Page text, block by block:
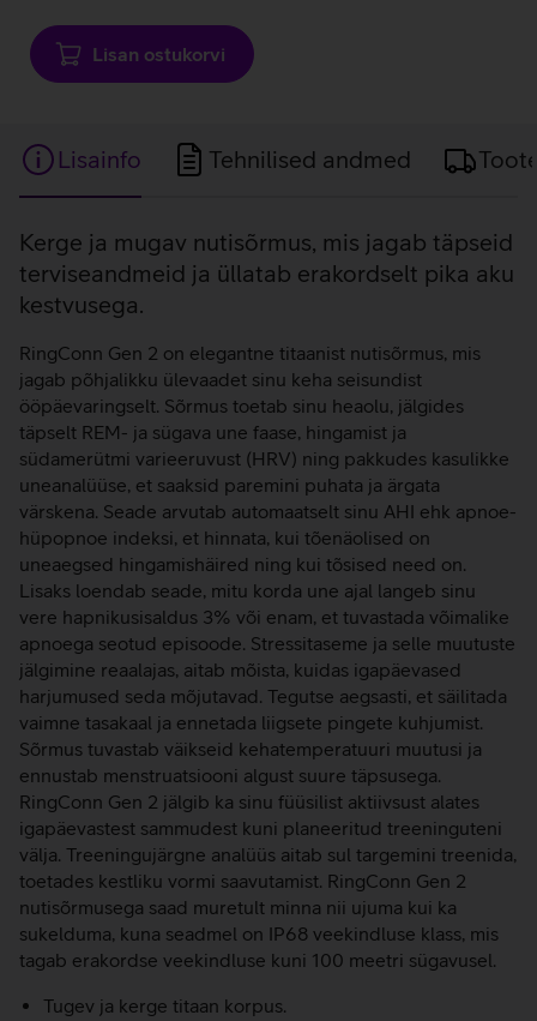
Lisan ostukorvi
Lisainfo Tehnilised andmed
Lisainfo
Kerge ja mugav nutisõrmus, mis jagab täpseid
terviseandmeid ja üllatab erakordselt pika aku
kestvusega.
RingConn Gen 2 on elegantne titaanist nutisõrmus, mis
jagab põhjalikku ülevaadet sinu keha seisundist
ööpäevaringselt. Sõrmus toetab sinu heaolu, jälgides
täpselt REM- ja sügava une faase, hingamist ja
südamerütmi varieeruvust (HRV) ning pakkudes kasulikke
uneanalüüse, et saaksid paremini puhata ja ärgata
värskena. Seade arvutab automaatselt sinu AHI ehk apnoe-
hüpopnoe indeksi, et hinnata, kui tõenäolised on
uneaegsed hingamishäired ning kui tõsised need on.
Lisaks loendab seade, mitu korda une ajal langeb sinu
vere hapnikusisaldus 3% või enam, et tuvastada võimalike
apnoega seotud episoode. Stressitaseme ja selle muutuste
jälgimine reaalajas, aitab mõista, kuidas igapäevased
harjumused seda mõjutavad. Tegutse aegsasti, et säilitada
vaimne tasakaal ja ennetada liigsete pingete kuhjumist.
Sõrmus tuvastab väikseid kehatemperatuuri muutusi ja
ennustab menstruatsiooni algust suure täpsusega.
RingConn Gen 2 jälgib ka sinu füüsilist aktiivsust alates
igapäevastest sammudest kuni planeeritud treeninguteni
välja. Treeningujärgne analüüs aitab sul targemini treenida,
toetades kestliku vormi saavutamist. RingConn Gen 2
nutisõrmusega saad muretult minna nii ujuma kui ka
sukelduma, kuna seadmel on IP68 veekindluse klass, mis
tagab erakordse veekindluse kuni 100 meetri sügavusel.
Tugev ja kerge titaan korpus.